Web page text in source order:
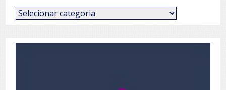
Categorias
de